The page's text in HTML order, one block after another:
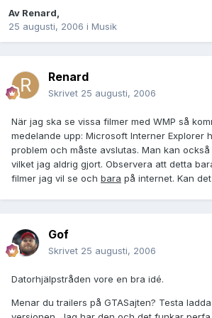
Av Renard,
25 augusti, 2006 i Musik
Renard
Skrivet 25 augusti, 2006
När jag ska se vissa filmer med WMP så
medelande upp: Microsoft Interner Explorer
problem och måste avslutas. Man kan
vilket jag aldrig gjort. Observera att detta
filmer jag vil se och bara på internet. Kan
Gof
Skrivet 25 augusti, 2006
Datorhjälpstråden vore en bra idé.
Menar du trailers på GTASajten? Testa